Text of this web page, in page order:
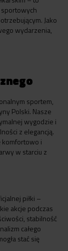
Jako
wydarzenia,
sportem,
Polski. Nasze
wygodzie i
z elegancją.
komfortowo i
w starciu z
piłki –
akcje podczas
stabilność
całego
stać się